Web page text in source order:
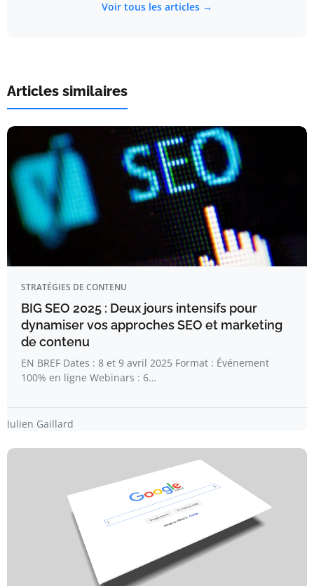
Voir tous les articles →
Articles similaires
STRATÉGIES DE CONTENU
BIG SEO 2025 : Deux jours intensifs pour
dynamiser vos approches SEO et marketing
de contenu
EN BREF Dates : 8 et 9 avril 2025 Format : Événement
100% en ligne Webinars : 6…
Julien Gaillard